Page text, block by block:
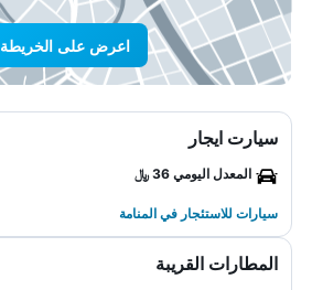
اعرض على الخريطة
سيارت ايجار
المعدل اليومي 36 ﷼
سيارات للاستئجار في المنامة
المطارات القريبة